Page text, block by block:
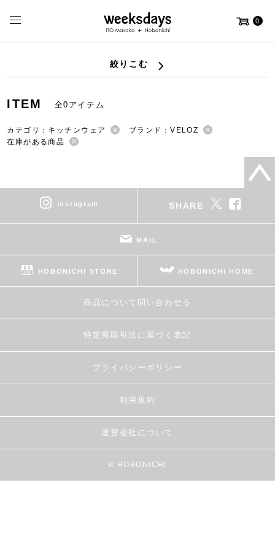
0
絞りこむ
ITEM 全0アイテム
カテゴリ：キッチンウェア
ブランド：VELOZ
在庫がある商品
instagram SHARE
MAIL
HOBONICHI STORE HOBONICHI HOME
商品について問い合わせる
特定商取引法に基づく表記
プライバシーポリシー
利用規約
運営会社について
© HOBONICHI